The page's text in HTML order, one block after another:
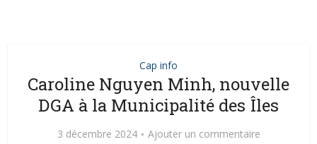
Cap info
Caroline Nguyen Minh, nouvelle
DGA à la Municipalité des Îles
3 décembre 2024 Ajouter un commentaire